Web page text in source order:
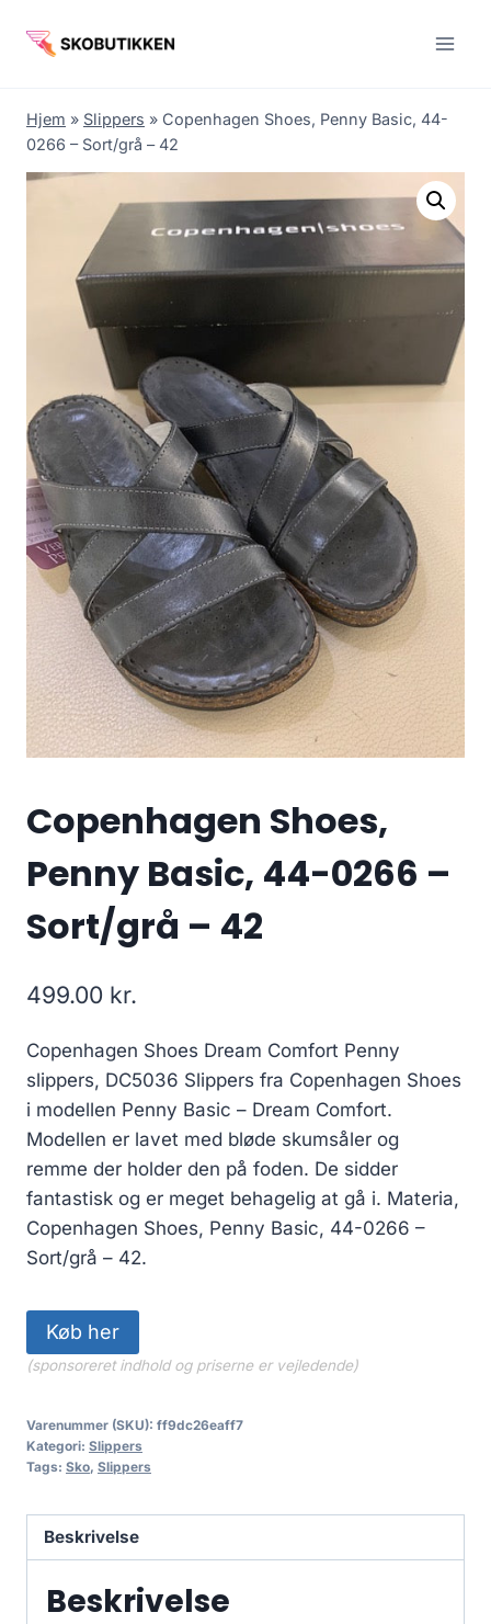
Hjem » Slippers » Copenhagen Shoes, Penny Basic, 44-
0266 – Sort/grå – 42
Copenhagen Shoes,
Penny Basic, 44-0266 –
Sort/grå – 42
499.00 kr.
Copenhagen Shoes Dream Comfort Penny
slippers, DC5036 Slippers fra Copenhagen Shoes
i modellen Penny Basic – Dream Comfort.
Modellen er lavet med bløde skumsåler og
remme der holder den på foden. De sidder
fantastisk og er meget behagelig at gå i. Materia,
Copenhagen Shoes, Penny Basic, 44-0266 –
Sort/grå – 42.
Køb her
(sponsoreret indhold og priserne er vejledende)
Varenummer (SKU): ff9dc26eaff7
Kategori: Slippers
Tags: Sko, Slippers
Beskrivelse
Beskrivelse